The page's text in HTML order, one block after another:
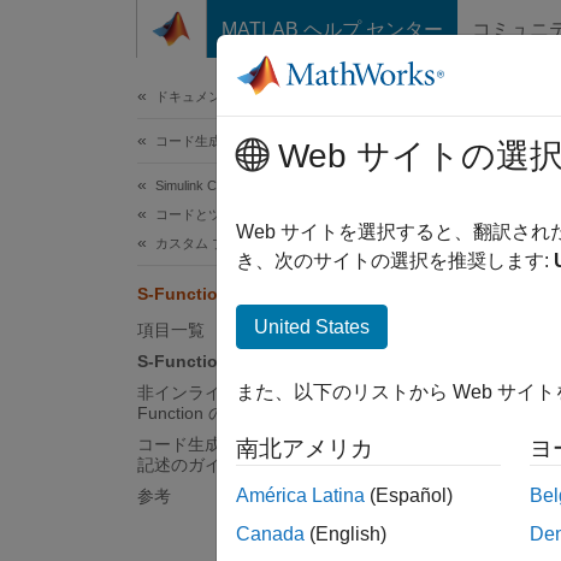
コンテンツへスキップ
MATLAB ヘルプ センター コミュニ
ドキュメンテーションのホーム
コード生成
Simulink Coder
コードとツールのカスタマイズ
カスタム ブロックのコード生成
S-Function とコード生成
項目一覧
S-Function のタイプ
非インライン化およびインライン化 S-
Function の実装に必要なファイル
コード生成をサポートする S-Function
記述のガイドライン
参考
S-
S-
とができ
組
Web サイトの選択
Web サイトを選択すると、翻訳さ
き、次のサイトの選択を推奨します:
United States
また、以下のリストから Web サイト
南北アメリカ
América Latina (Español)
Canada (English)
ヨ